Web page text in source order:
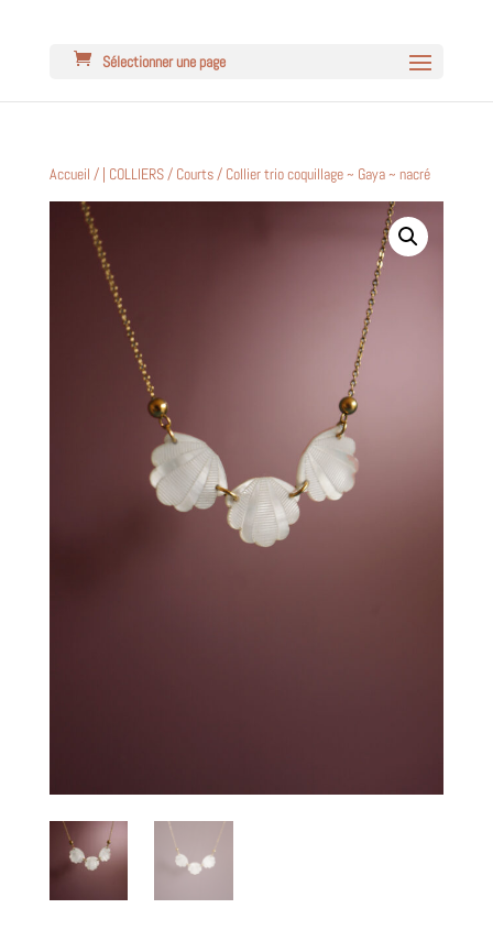
Sélectionner une page
Accueil / | COLLIERS/ Courts/ Collier trio coquillage ~ Gaya ~ nacré